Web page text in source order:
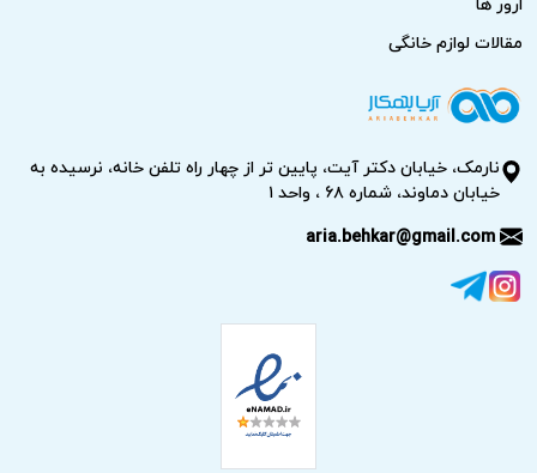
مقالات لوازم خانگی
نارمک، خیابان دکتر آیت، پایین تر از چهار راه تلفن خانه، نرسیده به
خیابان دماوند، شماره ۶۸ ، واحد ۱
aria.behkar@gmail.com